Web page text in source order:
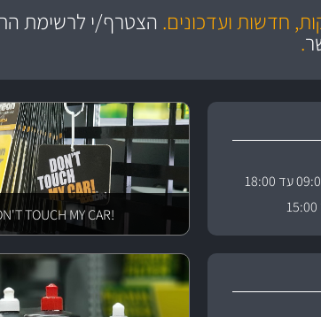
מחלקת המסננים שלנו עשירה וכוללת מסננים מקוריים ומסננים של MANN ו- MAHLE
בקרו במחלקת מוצרי
ושירות מצויין חדשות ועדכונים. הצטרף/י לרשימת
.
!DON'T TOUCH MY CAR